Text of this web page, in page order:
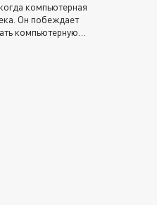
компьютерная
Он побеждает
компьютерную